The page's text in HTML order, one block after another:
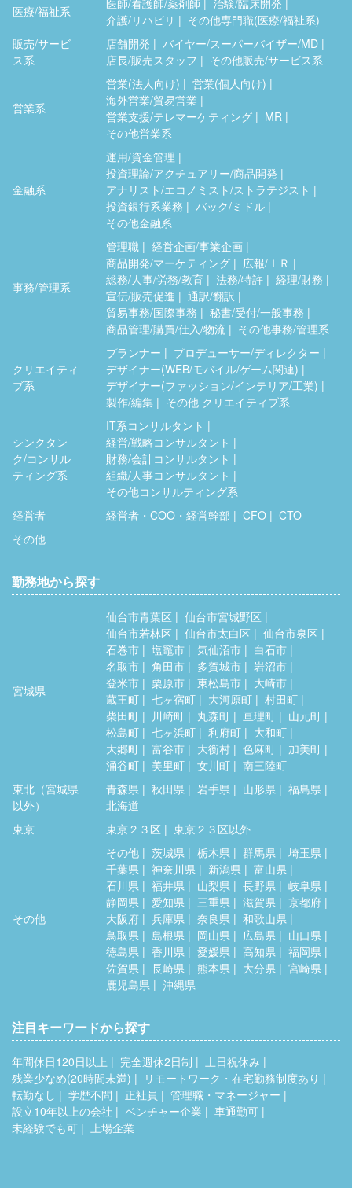
医療/福祉系
介護/リハビリ
その他専門職(医療/福祉系)
販売/サービ
ス系
店舗開発
バイヤー/スーパーバイザー/MD
店長/販売スタッフ
その他販売/サービス系
営業系
営業(法人向け)
営業(個人向け)
海外営業/貿易営業
営業支援/テレマーケティング
MR
その他営業系
金融系
運用/資金管理
投資理論/アクチュアリー/商品開発
アナリスト/エコノミスト/ストラテジスト
投資銀行系業務
バック/ミドル
その他金融系
事務/管理系
管理職
経営企画/事業企画
商品開発/マーケティング
広報/ＩＲ
総務/人事/労務/教育
法務/特許
経理/財務
宣伝/販売促進
通訳/翻訳
貿易事務/国際事務
秘書/受付/一般事務
商品管理/購買/仕入/物流
その他事務/管理系
クリエイティ
ブ系
プランナー
プロデューサー/ディレクター
デザイナー(WEB/モバイル/ゲーム関連)
デザイナー(ファッション/インテリア/工業)
製作/編集
その他 クリエイティブ系
シンクタン
ク/コンサル
ティング系
IT系コンサルタント
経営/戦略コンサルタント
財務/会計コンサルタント
組織/人事コンサルタント
その他コンサルティング系
経営者
経営者・COO・経営幹部 CFO
CTO
その他
勤務地から探す
宮城県
仙台市青葉区
仙台市宮城野区
仙台市若林区
仙台市太白区
仙台市泉区
石巻市
塩竈市 気仙沼市
白石市
名取市
角田市 多賀城市
岩沼市
登米市
栗原市 東松島市
大崎市
蔵王町
七ヶ宿町 大河原町
村田町
柴田町
川崎町 丸森町 亘理町
山元町
松島町
七ヶ浜町 利府町
大和町
大郷町
富谷市 大衡村 色麻町
加美町
涌谷町
美里町 女川町
南三陸町
東北（宮城県
以外）
青森県 秋田県 岩手県 山形県
福島県
北海道
東京
東京２３区 東京２３区以外
その他
その他 茨城県 栃木県 群馬県
埼玉県
千葉県
神奈川県 新潟県
富山県
石川県
福井県 山梨県 長野県
岐阜県
静岡県
愛知県 三重県 滋賀県
京都府
大阪府
兵庫県 奈良県
和歌山県
鳥取県
島根県 岡山県 広島県
山口県
徳島県
香川県 愛媛県 高知県
福岡県
佐賀県
長崎県 熊本県 大分県
宮崎県
鹿児島県
沖縄県
注目キーワードから探す
年間休日120日以上 完全週休2日制
土日祝休み
残業少なめ(20時間未満)
リモートワーク・在宅勤務制度あり
転勤なし
学歴不問 正社員
管理職・マネージャー
設立10年以上の会社
ベンチャー企業
車通勤可
未経験でも可
上場企業